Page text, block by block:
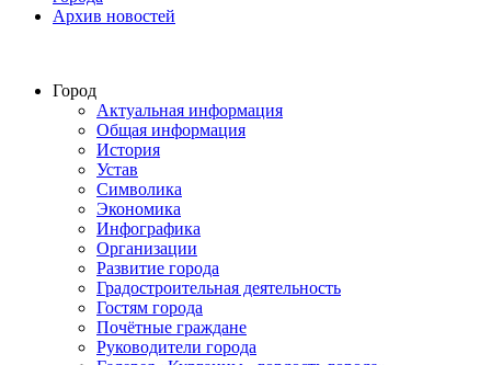
Архив новостей
Город
Актуальная информация
Общая информация
История
Устав
Символика
Экономика
Инфографика
Организации
Развитие города
Градостроительная деятельность
Гостям города
Почётные граждане
Руководители города